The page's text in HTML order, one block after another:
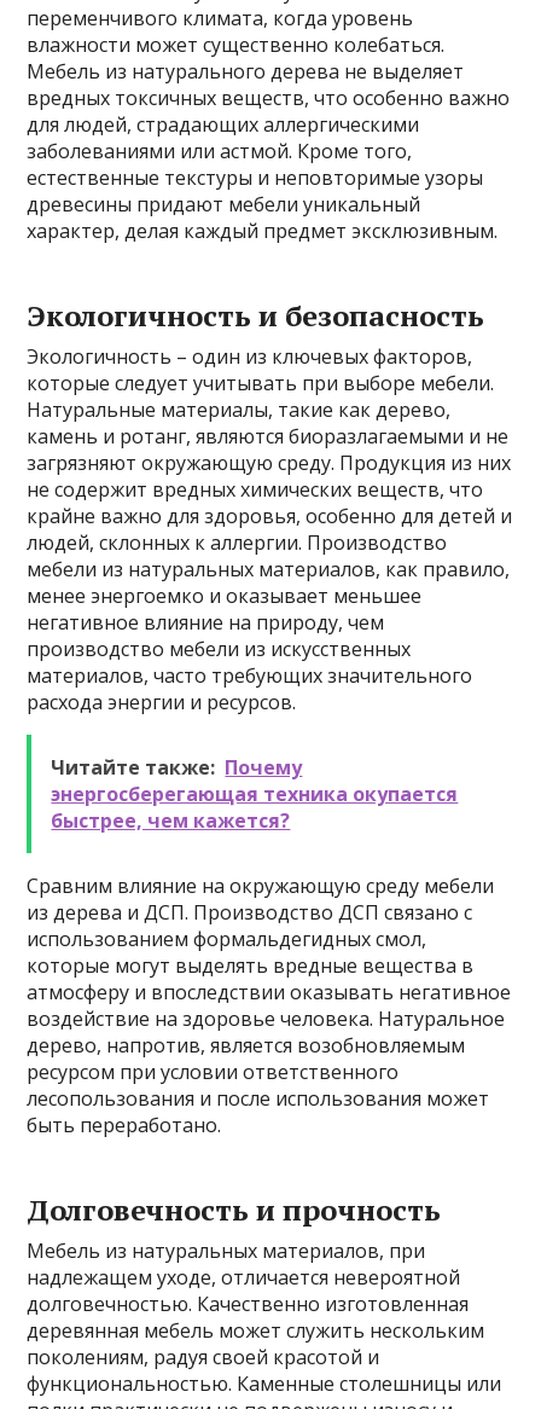
переменчивого климата, когда уровень
влажности может существенно колебаться.
Мебель из натурального дерева не выделяет
вредных токсичных веществ, что особенно важно
для людей, страдающих аллергическими
заболеваниями или астмой. Кроме того,
естественные текстуры и неповторимые узоры
древесины придают мебели уникальный
характер, делая каждый предмет эксклюзивным.
Экологичность и безопасность
Экологичность – один из ключевых факторов,
которые следует учитывать при выборе мебели.
Натуральные материалы, такие как дерево,
камень и ротанг, являются биоразлагаемыми и не
загрязняют окружающую среду. Продукция из них
не содержит вредных химических веществ, что
крайне важно для здоровья, особенно для детей и
людей, склонных к аллергии. Производство
мебели из натуральных материалов, как правило,
менее энергоемко и оказывает меньшее
негативное влияние на природу, чем
производство мебели из искусственных
материалов, часто требующих значительного
расхода энергии и ресурсов.
Читайте также: Почему
энергосберегающая техника окупается
быстрее, чем кажется?
Сравним влияние на окружающую среду мебели
из дерева и ДСП. Производство ДСП связано с
использованием формальдегидных смол,
которые могут выделять вредные вещества в
атмосферу и впоследствии оказывать негативное
воздействие на здоровье человека. Натуральное
дерево, напротив, является возобновляемым
ресурсом при условии ответственного
лесопользования и после использования может
быть переработано.
Долговечность и прочность
Мебель из натуральных материалов, при
надлежащем уходе, отличается невероятной
долговечностью. Качественно изготовленная
деревянная мебель может служить нескольким
поколениям, радуя своей красотой и
функциональностью. Каменные столешницы или